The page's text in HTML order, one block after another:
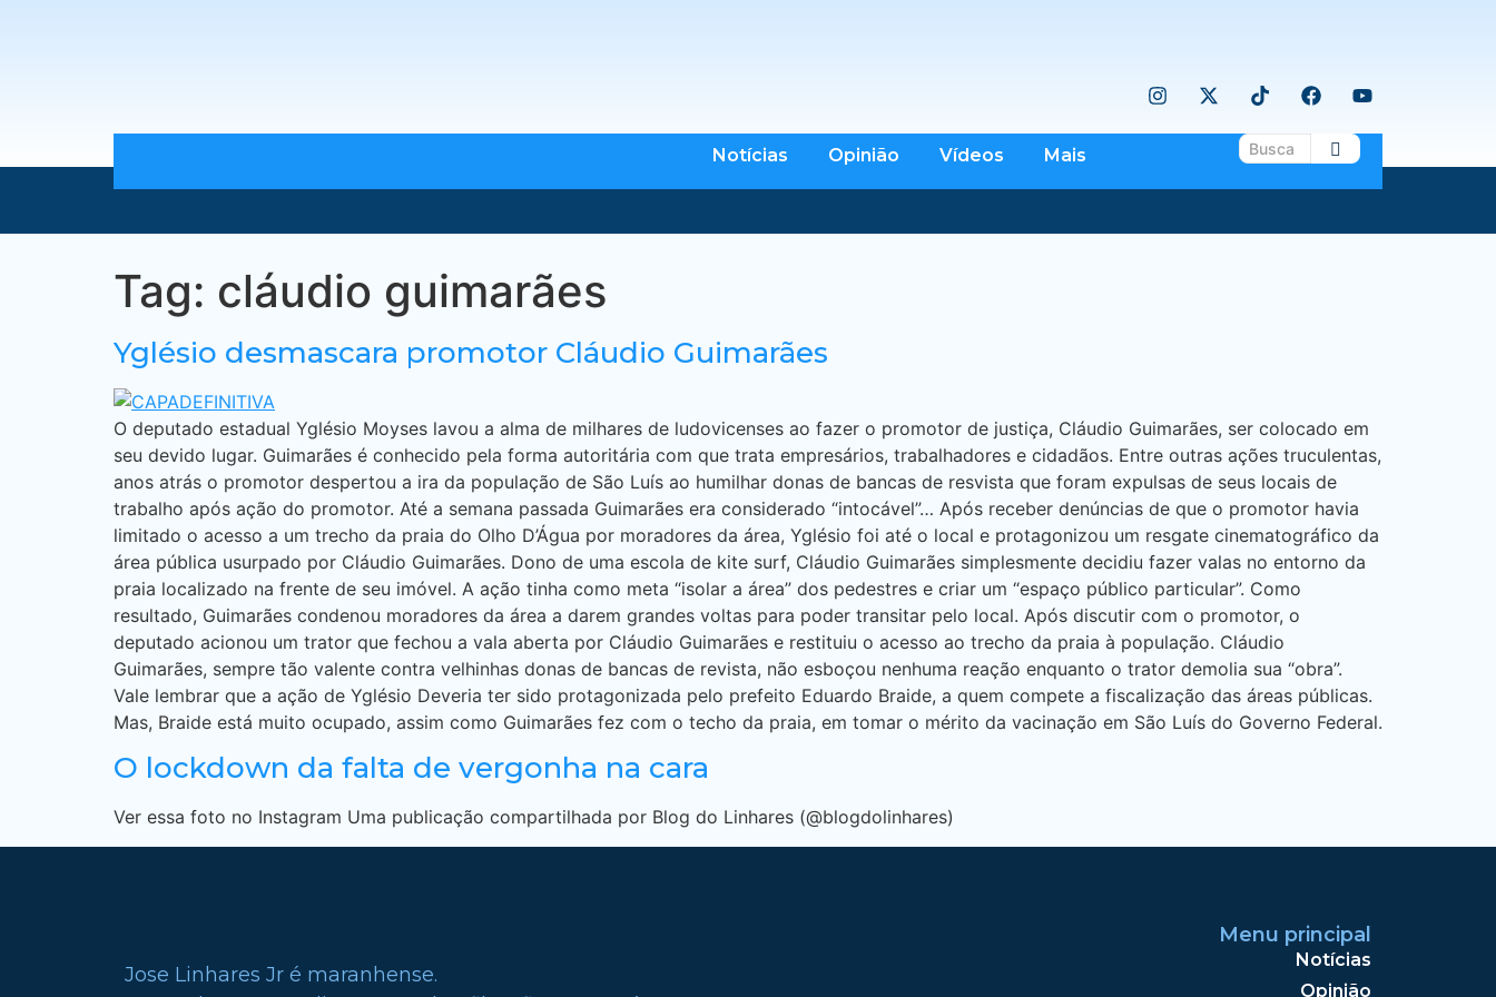
Notícias Opinião Vídeos Mais
Tag: cláudio guimarães
Yglésio desmascara promotor Cláudio Guimarães
O deputado estadual Yglésio Moyses lavou a alma de milhares de ludovicenses ao fazer o promotor de justiça, Cláudio Guimarães, ser colocado em
seu devido lugar. Guimarães é conhecido pela forma autoritária com que trata empresários, trabalhadores e cidadãos. Entre outras ações truculentas,
anos atrás o promotor despertou a ira da população de São Luís ao humilhar donas de bancas de resvista que foram expulsas de seus locais de
trabalho após ação do promotor. Até a semana passada Guimarães era considerado “intocável”… Após receber denúncias de que o promotor havia
limitado o acesso a um trecho da praia do Olho D’Água por moradores da área, Yglésio foi até o local e protagonizou um resgate cinematográfico da
área pública usurpado por Cláudio Guimarães. Dono de uma escola de kite surf, Cláudio Guimarães simplesmente decidiu fazer valas no entorno da
praia localizado na frente de seu imóvel. A ação tinha como meta “isolar a área” dos pedestres e criar um “espaço público particular”. Como
resultado, Guimarães condenou moradores da área a darem grandes voltas para poder transitar pelo local. Após discutir com o promotor, o
deputado acionou um trator que fechou a vala aberta por Cláudio Guimarães e restituiu o acesso ao trecho da praia à população. Cláudio
Guimarães, sempre tão valente contra velhinhas donas de bancas de revista, não esboçou nenhuma reação enquanto o trator demolia sua “obra”.
Vale lembrar que a ação de Yglésio Deveria ter sido protagonizada pelo prefeito Eduardo Braide, a quem compete a fiscalização das áreas públicas.
Mas, Braide está muito ocupado, assim como Guimarães fez com o techo da praia, em tomar o mérito da vacinação em São Luís do Governo Federal.
O lockdown da falta de vergonha na cara
Ver essa foto no Instagram Uma publicação compartilhada por Blog do Linhares (@blogdolinhares)
Jose Linhares Jr é maranhense.
Menu principal
Notícias
Opinião